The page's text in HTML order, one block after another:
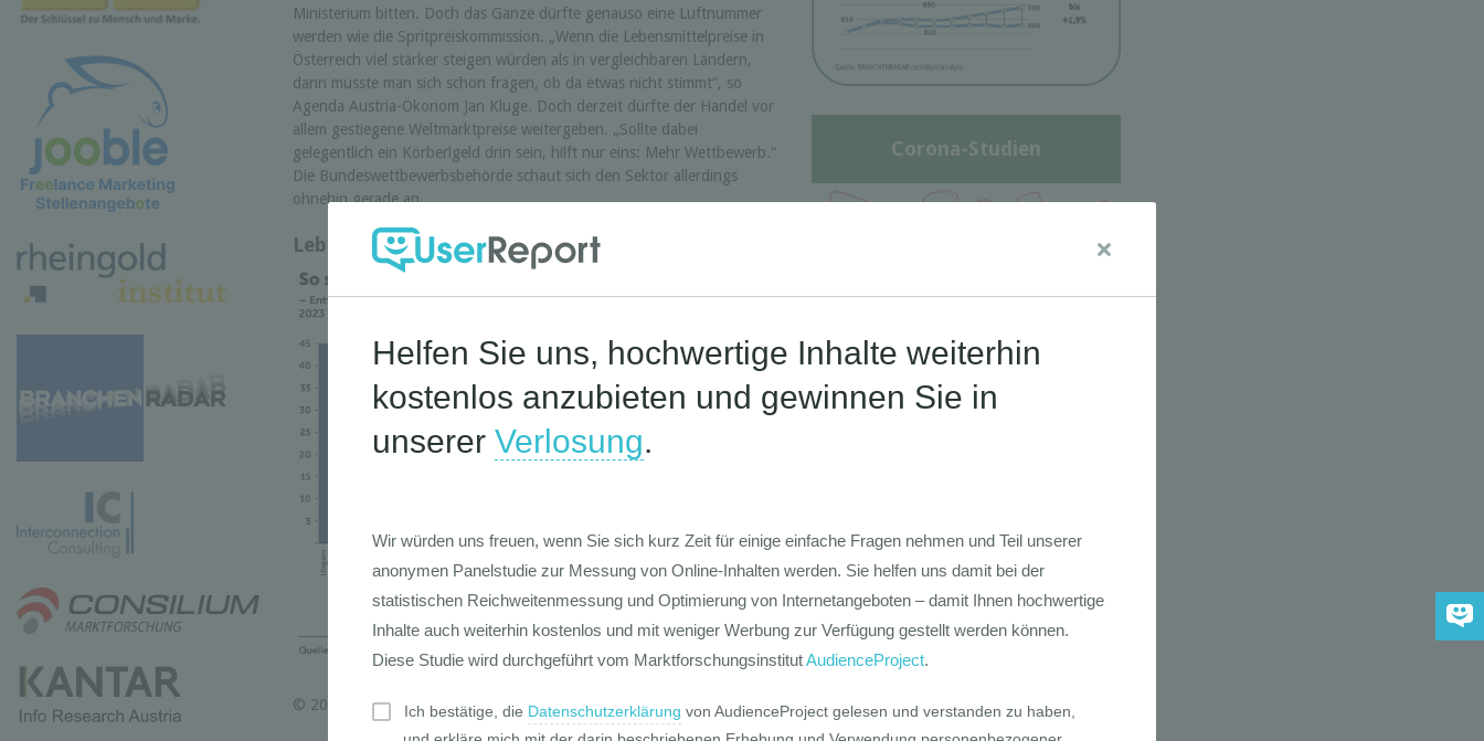
Ministerium bitten. Doch das Ganze dürfte genauso eine Luftnummer
werden wie die Spritpreiskommission. „Wenn die Lebensmittelpreise in
Österreich viel stärker steigen würden als in vergleichbaren Ländern,
dann müsste man sich schon fragen, ob da etwas nicht stimmt“, so
Agenda Austria-Ökonom Jan Kluge. Doch derzeit dürfte der Handel vor
allem gestiegene Weltmarktpreise weitergeben. „Sollte dabei
gelegentlich ein Körberlgeld drin sein, hilft nur eins: Mehr Wettbewerb.“
Die Bundeswettbewerbsbehörde schaut sich den Sektor allerdings
ohnehin gerade an.
Lebensmittelteuerung im europäischen Vergleich
© 2023 Agenda Austria
Corona-Studien